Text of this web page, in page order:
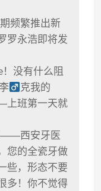
频繁推出新
罗永浩即将发
没有什么阻
克我的
上班第一天就
——西安牙医
您的全瓷牙做
些，形态不要
多！你不觉得